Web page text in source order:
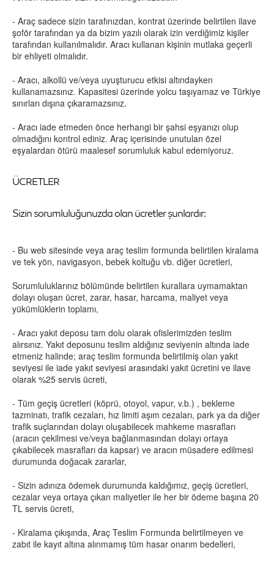
- Araç sadece sizin tarafınızdan, kontrat üzerinde belirtilen ilave
şoför tarafından ya da bizim yazılı olarak izin verdiğimiz kişiler
tarafından kullanılmalıdır. Aracı kullanan kişinin mutlaka geçerli
bir ehliyeti olmalıdır.
- Aracı, alkollü ve/veya uyuşturucu etkisi altındayken
kullanamazsınız. Kapasitesi üzerinde yolcu taşıyamaz ve Türkiye
sınırları dışına çıkaramazsınız.
- Aracı iade etmeden önce herhangi bir şahsi eşyanızı olup
olmadığını kontrol ediniz. Araç içerisinde unutulan özel
eşyalardan ötürü maalesef sorumluluk kabul edemiyoruz.
ÜCRETLER
Sizin sorumluluğunuzda olan ücretler şunlardır:
- Bu web sitesinde veya araç teslim formunda belirtilen kiralama
ve tek yön, navigasyon, bebek koltuğu vb. diğer ücretleri,
Sorumluluklarınız bölümünde belirtilen kurallara uymamaktan
dolayı oluşan ücret, zarar, hasar, harcama, maliyet veya
yükümlüklerin toplamı,
- Aracı yakıt deposu tam dolu olarak ofislerimizden teslim
alırsınız. Yakıt deposunu teslim aldığınız seviyenin altında iade
etmeniz halinde; araç teslim formunda belirtilmiş olan yakıt
seviyesi ile iade yakıt seviyesi arasındaki yakıt ücretini ve ilave
olarak %25 servis ücreti,
- Tüm geçiş ücretleri (köprü, otoyol, vapur, v.b.) , bekleme
tazminatı, trafik cezaları, hız limiti aşım cezaları, park ya da diğer
trafik suçlarından dolayı oluşabilecek mahkeme masrafları
(aracın çekilmesi ve/veya bağlanmasından dolayı ortaya
çıkabilecek masrafları da kapsar) ve aracın müsadere edilmesi
durumunda doğacak zararlar,
- Sizin adınıza ödemek durumunda kaldığımız, geçiş ücretleri,
cezalar veya ortaya çıkan maliyetler ile her bir ödeme başına 20
TL servis ücreti,
- Kiralama çıkışında, Araç Teslim Formunda belirtilmeyen ve
zabıt ile kayıt altına alınmamış tüm hasar onarım bedelleri,